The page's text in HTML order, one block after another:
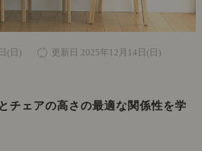
(日) 更新日 2025年12月14日(日)
チェアの高さの最適な関係性を学